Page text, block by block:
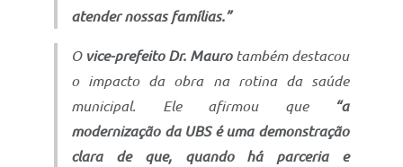
atender nossas famílias.”
O vice-prefeito Dr. Maurotambém destacou
o impacto da obra na rotina da saúde
municipal. Ele afirmou que
“a
modernização da UBS é uma demonstração
clara de que, quando há parceria e